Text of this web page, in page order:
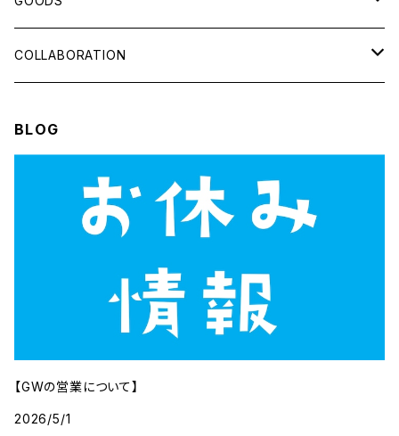
Tシャツ
缶バッジ
COLLABORATION
BLOG
【GWの営業について】
2026/5/1